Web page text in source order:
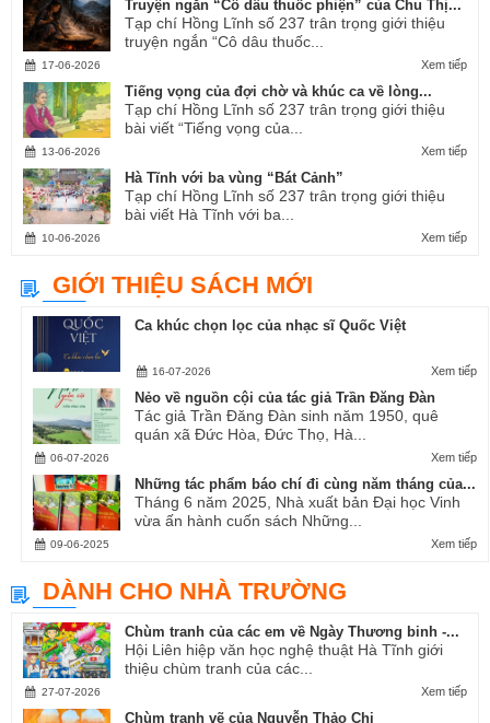
Truyện ngắn “Cô dâu thuốc phiện” của Chu Thị...
Tạp chí Hồng Lĩnh số 237 trân trọng giới thiệu
truyện ngắn “Cô dâu thuốc...
Xem tiếp
17-06-2026
Tiếng vọng của đợi chờ và khúc ca về lòng...
Tạp chí Hồng Lĩnh số 237 trân trọng giới thiệu
bài viết “Tiếng vọng của...
Xem tiếp
13-06-2026
Hà Tĩnh với ba vùng “Bát Cảnh”
Tạp chí Hồng Lĩnh số 237 trân trọng giới thiệu
bài viết Hà Tĩnh với ba...
Xem tiếp
10-06-2026
GIỚI THIỆU SÁCH MỚI
Ca khúc chọn lọc của nhạc sĩ Quốc Việt
Xem tiếp
16-07-2026
Nẻo về nguồn cội của tác giả Trần Đăng Đàn
Tác giả Trần Đăng Đàn sinh năm 1950, quê
quán xã Đức Hòa, Đức Thọ, Hà...
Xem tiếp
06-07-2026
Những tác phẩm báo chí đi cùng năm tháng của...
Tháng 6 năm 2025, Nhà xuất bản Đại học Vinh
vừa ấn hành cuốn sách Những...
Xem tiếp
09-06-2025
DÀNH CHO NHÀ TRƯỜNG
Chùm tranh của các em về Ngày Thương binh -...
Hội Liên hiệp văn học nghệ thuật Hà Tĩnh giới
thiệu chùm tranh của các...
Xem tiếp
27-07-2026
Chùm tranh vẽ của Nguyễn Thảo Chi